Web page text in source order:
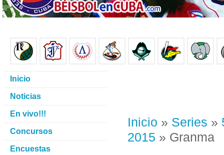
Inicio » Series »
2015 » Granma
Inicio
Noticias
En vivo!!!
Concursos
Encuestas